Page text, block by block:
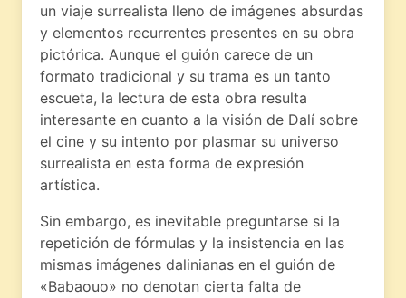
un viaje surrealista lleno de imágenes absurdas
y elementos recurrentes presentes en su obra
pictórica. Aunque el guión carece de un
formato tradicional y su trama es un tanto
escueta, la lectura de esta obra resulta
interesante en cuanto a la visión de Dalí sobre
el cine y su intento por plasmar su universo
surrealista en esta forma de expresión
artística.
Sin embargo, es inevitable preguntarse si la
repetición de fórmulas y la insistencia en las
mismas imágenes dalinianas en el guión de
«Babaouo» no denotan cierta falta de